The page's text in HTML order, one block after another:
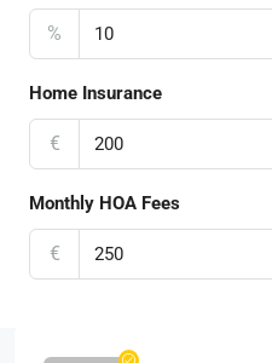
%
Home Insurance
€
Monthly HOA Fees
€